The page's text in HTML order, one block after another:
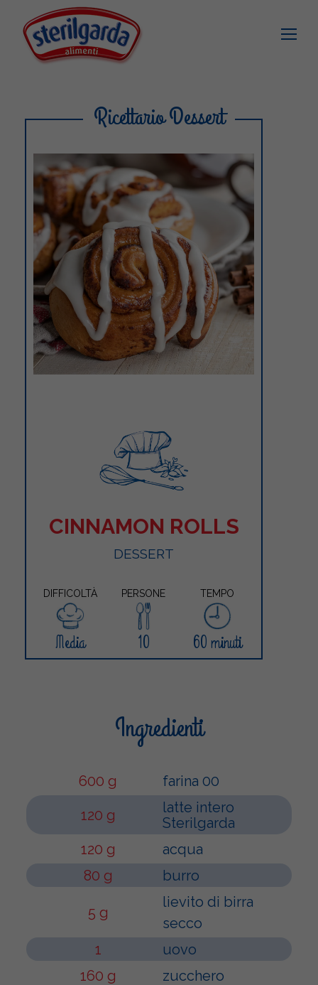
Ricettario Dessert
CINNAMON ROLLS
DESSERT
DIFFICOLTÀ PERSONE TEMPO
Media 10 60 minuti
Ingredienti
600 g
farina 00
120 g
latte intero
Sterilgarda
120 g
acqua
80 g
burro
5 g
lievito di birra
secco
1
uovo
160 g
zucchero